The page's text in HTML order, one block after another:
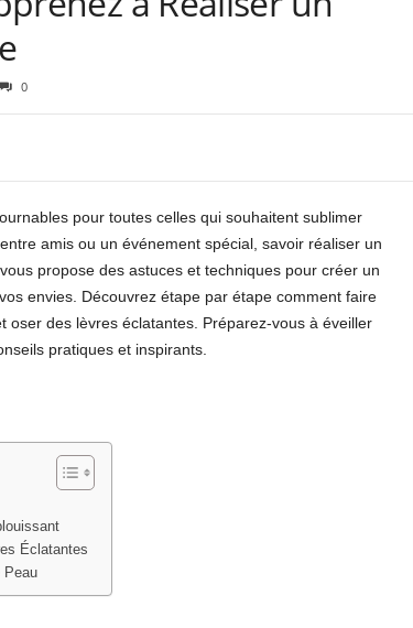
0
pour toutes celles qui souhaitent sublimer
amis ou un événement spécial, savoir réaliser un
propose des astuces et techniques pour créer un
envies. Découvrez étape par étape comment faire
oser des lèvres éclatantes. Préparez-vous à éveiller
pratiques et inspirants.
Éclatantes
Peau